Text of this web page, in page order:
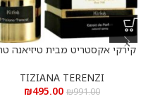
קירקי אקסטריט מבית טיזיאנה
Parfum 100 ml
TIZIANA TERENZI
₪991.00
₪495.00